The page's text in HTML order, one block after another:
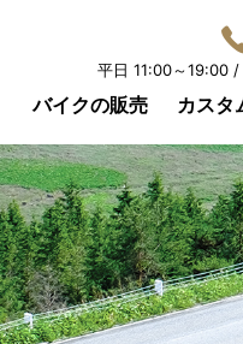
平日 11:00～19:00 /
バイクの販売 カスタ